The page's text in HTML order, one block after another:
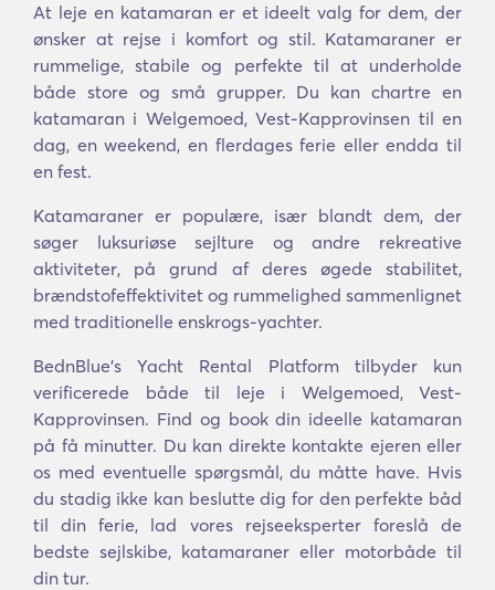
At leje en katamaran er et ideelt valg for dem, der
ønsker at rejse i komfort og stil. Katamaraner er
rummelige, stabile og perfekte til at underholde
både store og små grupper. Du kan chartre en
katamaran i Welgemoed, Vest-Kapprovinsen til en
dag, en weekend, en flerdages ferie eller endda til
en fest.
Katamaraner er populære, især blandt dem, der
søger luksuriøse sejlture og andre rekreative
aktiviteter, på grund af deres øgede stabilitet,
brændstofeffektivitet og rummelighed sammenlignet
med traditionelle enskrogs-yachter.
BednBlue's Yacht Rental Platform tilbyder kun
verificerede både til leje i Welgemoed, Vest-
Kapprovinsen. Find og book din ideelle katamaran
på få minutter. Du kan direkte kontakte ejeren eller
os med eventuelle spørgsmål, du måtte have. Hvis
du stadig ikke kan beslutte dig for den perfekte båd
til din ferie, lad vores rejseeksperter foreslå de
bedste sejlskibe, katamaraner eller motorbåde til
din tur.